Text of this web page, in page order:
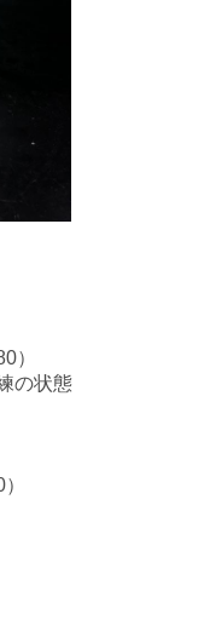
）
の状態